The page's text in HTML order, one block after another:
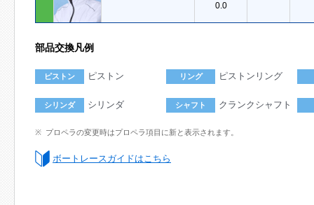
0.0
部品交換凡例
ピストン ピストン リング ピストンリング
シリンダ シリンダ シャフト クランクシャフト
プロペラの変更時はプロペラ項目に新と表示されます。
ボートレースガイドはこちら